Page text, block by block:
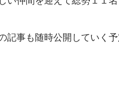
記事も随時公開していく